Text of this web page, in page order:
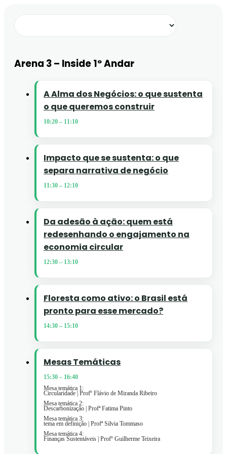
Arena 3 – Inside 1º Andar
A Alma dos Negócios: o que sustenta
o que queremos construir
10:20 – 11:10
Impacto que se sustenta: o que
separa narrativa de negócio
11:30 – 12:10
Da adesão à ação: quem está
redesenhando o engajamento na
economia circular
12:30 – 13:10
Floresta como ativo: o Brasil está
pronto para esse mercado?
14:30 – 15:10
Mesas Temáticas
15:30 – 16:40
Mesa temática 1:
Circularidade | Profº Flávio de Miranda Ribeiro
Mesa temática 2:
Descarbonização | Profª Fatima Pinto
Mesa temática 3:
tema em definição | Profª Silvia Tommaso
Mesa temática 4:
Finanças Sustentáveis | Profº Guilherme Teixeira